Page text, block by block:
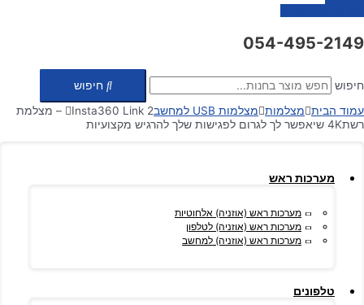
054-495-2149
חיפוש
חיפוש
עמוד הבית מצלמות מצלמות USB למחשב
Insta360 Link 2 – מצלמת
רשת4K שיאפשר לך לגרום לפגישות שלך להרגיש מקצועיות
מערכות ראש
מערכות ראש (אוזניה) אלחוטיות
מערכות ראש (אוזניה) לטלפון
מערכות ראש (אוזניה) למחשב
טלפונים